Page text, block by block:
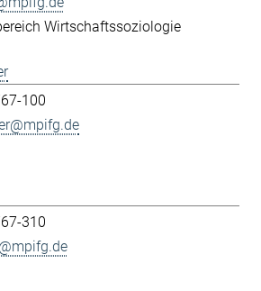
Wirtschaftssoziologie
100
310